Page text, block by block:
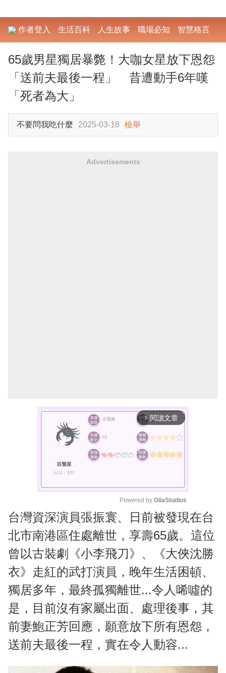
作者登入 生活百科 人生故事 職場必知 智慧格言
65歲男星獨居暴斃！大咖女星放下恩怨
「送前夫最後一程」 昔遭動手6年嘆
「死者為大」
不要問我吃什麼 2025-03-18 檢舉
Advertisements
arrow_forward_ios 閱讀文章
M
u
t
Powered by GliaStudios
台灣資深演員張振寰、日前被發現在台
北市南港區住處離世，享壽65歲。這位
曾以古裝劇《小李飛刀》、《大俠沈勝
衣》走紅的武打演員，晚年生活困頓、
獨居多年，最終孤獨離世...令人唏噓的
是，目前沒有家屬出面、處理後事，其
前妻鮑正芳回應，願意放下所有恩怨，
送前夫最後一程，實在令人動容...